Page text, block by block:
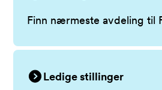
Finn nærmeste avdeling til
Ledige stillinger